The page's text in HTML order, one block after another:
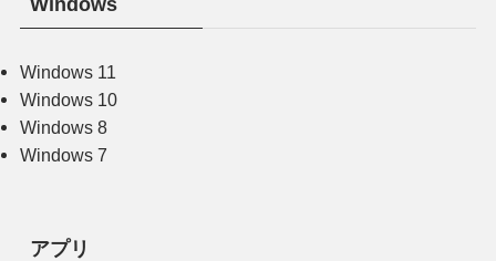
Windows 11
Windows 10
Windows 8
Windows 7
アプリ